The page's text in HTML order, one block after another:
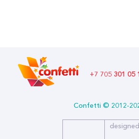
+7 705 301 05
Confetti © 2012-